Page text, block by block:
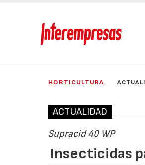
HORTICULTURA
ACTUALIDAD
Supracid 40 WP
Insecticidas